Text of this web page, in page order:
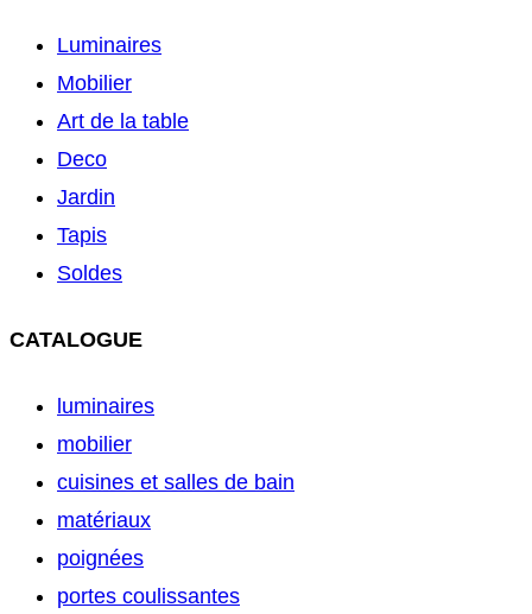
Luminaires
Mobilier
Art de la table
Deco
Jardin
Tapis
Soldes
CATALOGUE
luminaires
mobilier
cuisines et salles de bain
matériaux
poignées
portes coulissantes